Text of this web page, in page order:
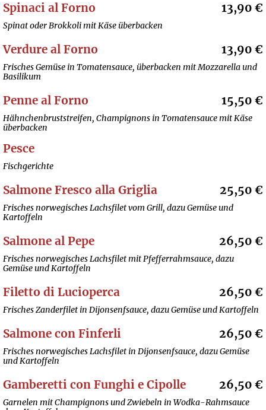
Spinaci al Forno 13,90 €
Spinat oder Brokkoli mit Käse überbacken
Verdure al Forno 13,90 €
Frisches Gemüse in Tomatensauce, überbacken mit Mozzarella und
Basilikum
Penne al Forno 15,50 €
Hähnchenbruststreifen, Champignons in Tomatensauce mit Käse
überbacken
Pesce
Fischgerichte
Salmone Fresco alla Griglia 25,50 €
Frisches norwegisches Lachsfilet vom Grill, dazu Gemüse und
Kartoffeln
Salmone al Pepe 26,50 €
Frisches norwegisches Lachsfilet mit Pfefferrahmsauce, dazu
Gemüse und Kartoffeln
Filetto di Lucioperca 26,50 €
Frisches Zanderfilet in Dijonsenfsauce, dazu Gemüse und Kartoffeln
Salmone con Finferli 26,50 €
Frisches norwegisches Lachsfilet in Dijonsenfsauce, dazu Gemüse
und Kartoffeln
Gamberetti con Funghi e Cipolle 26,50 €
Garnelen mit Champignons und Zwiebeln in Wodka-Rahmsauce